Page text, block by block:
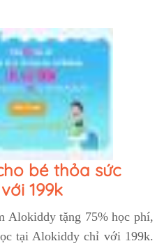
bé thỏa sức
199k
Alokiddy tặng 75% học phí,
tại Alokiddy chỉ với 199k.